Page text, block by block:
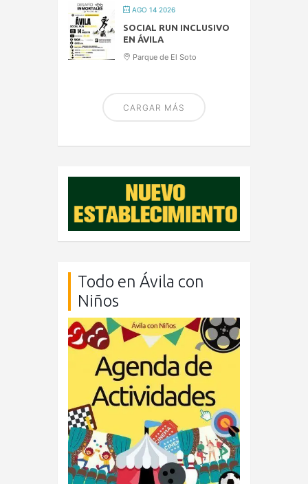
AGO 14 2026
SOCIAL RUN INCLUSIVO
EN ÁVILA
Parque de El Soto
CARGAR MÁS
Todo en Ávila con
Niños